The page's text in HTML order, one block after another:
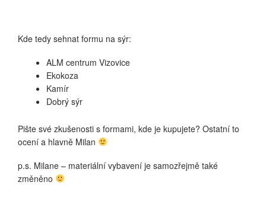
Kde tedy sehnat formu na sýr:
ALM centrum Vizovice
Ekokoza
Kamír
Dobrý sýr
Pište své zkušenosti s formami, kde je kupujete? Ostatní to
ocení a hlavně Milan
p.s. Milane – materiální vybavení je samozřejmě také
změněno